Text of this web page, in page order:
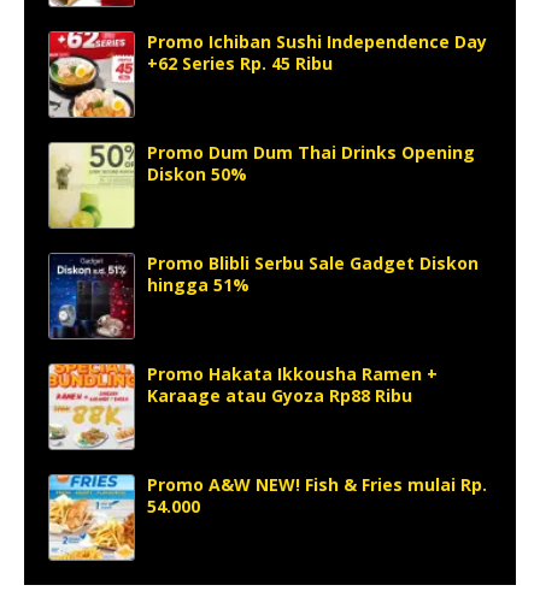
Promo Ichiban Sushi Independence Day
+62 Series Rp. 45 Ribu
Promo Dum Dum Thai Drinks Opening
Diskon 50%
Promo Blibli Serbu Sale Gadget Diskon
hingga 51%
Promo Hakata Ikkousha Ramen +
Karaage atau Gyoza Rp88 Ribu
Promo A&W NEW! Fish & Fries mulai Rp.
54.000